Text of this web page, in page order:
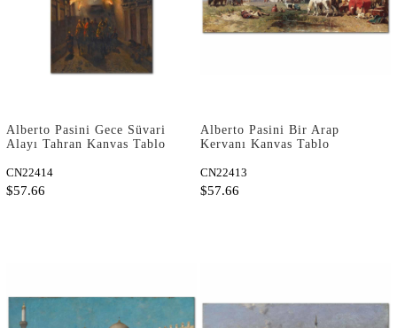
Alberto Pasini Gece Süvari
Alayı Tahran Kanvas Tablo
CN22414
$57.66
Alberto Pasini Bir Arap
Kervanı Kanvas Tablo
CN22413
$57.66